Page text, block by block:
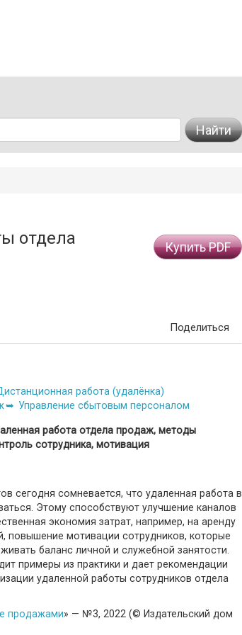
Найти
отдела
Купить PDF
Поделиться
работа (удалёнка)
Управление сбытовым персоналом
работа отдела продаж, методы
сотрудника, мотивация
сегодня сомневается, что удаленная работа в
Этому способствуют улучшение каналов
экономия затрат, например, на аренду
повышение мотивации сотрудников, которые
баланс личной и служебной занятости.
примеры из практики и дает рекомендации
удаленной работы сотрудников отдела
продажами» — №3, 2022 (© Издательский дом